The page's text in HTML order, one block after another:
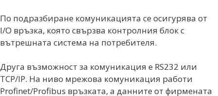
По подразбиране комуникацията се осигурява от
I/O връзка, която свързва контролния блок с
вътрешната система на потребителя.
Друга възможност за комуникация е RS232 или
TCP/IP. На ниво мрежова комуникация работи
Profinet/Profibus връзката, а данните от фирмената